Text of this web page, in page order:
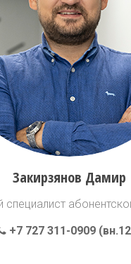
Закирзянов Дамир
специалист
+7 727 311-0909